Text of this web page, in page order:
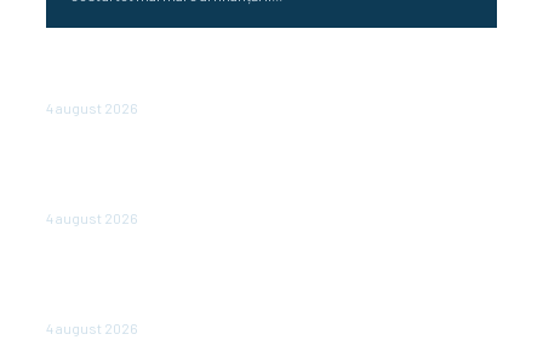
4 august 2026
4 august 2026
4 august 2026